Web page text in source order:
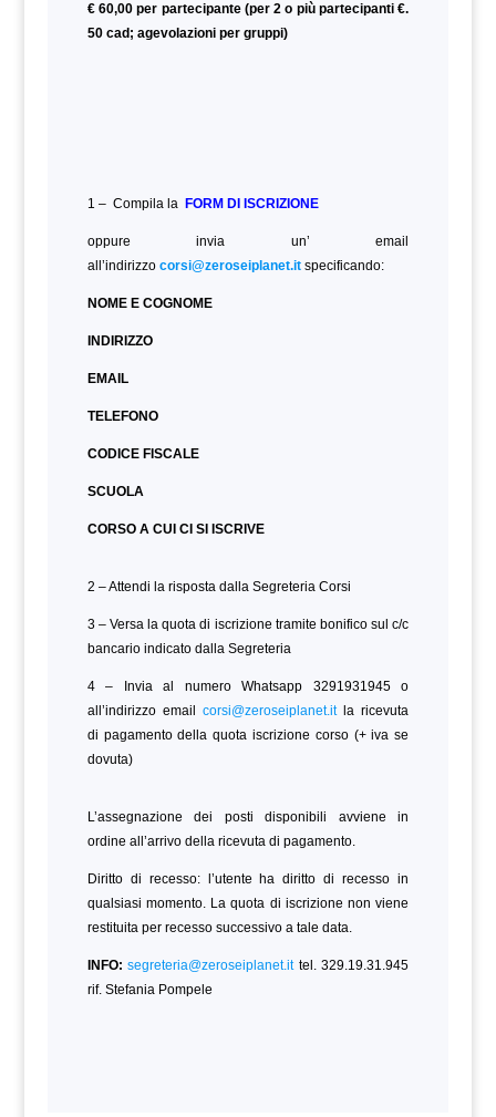
€ 60,00 per partecipante (per 2 o più partecipanti €.
50 cad; agevolazioni per gruppi)
1 – Compila la FORM DI ISCRIZIONE
oppure invia un’ email
all’indirizzo corsi@zeroseiplanet.itspecificando:
NOME E COGNOME
INDIRIZZO
EMAIL
TELEFONO
CODICE FISCALE
SCUOLA
CORSO A CUI CI SI ISCRIVE
2 – Attendi la risposta dalla Segreteria Corsi
3 – Versa la quota di iscrizione tramite bonifico sul c/c
bancario indicato dalla Segreteria
4 – Invia al numero Whatsapp 3291931945 o
all’indirizzo email corsi@zeroseiplanet.itla ricevuta
di pagamento della quota iscrizione corso (+ iva se
dovuta)
L’assegnazione dei posti disponibili avviene in
ordine all’arrivo della ricevuta di pagamento.
Diritto di recesso: l’utente ha diritto di recesso in
qualsiasi momento. La quota di iscrizione non viene
restituita per recesso successivo a tale data.
INFO: segreteria@zeroseiplanet.ittel. 329.19.31.945
rif. Stefania Pompele